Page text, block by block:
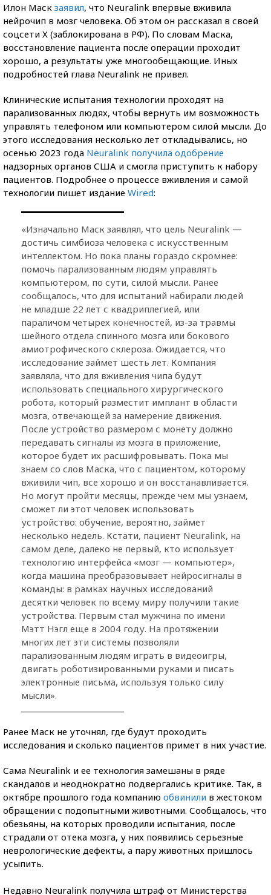
Илон Маск заявил, что Neuralink впервые вживила
нейрочип в мозг человека. Об этом он рассказал в своей
соцсети X (заблокирована в РФ). По словам Маска,
восстановление пациента после операции проходит
хорошо, а результаты уже многообещающие. Иных
подробностей глава Neuralink не привел.
Клинические испытания технологии проходят на
парализованных людях, чтобы вернуть им возможность
управлять телефоном или компьютером силой мысли. До
этого исследования несколько лет откладывались, но
осенью 2023 года Neuralink получила одобрение
надзорных органов США и смогла приступить к набору
пациентов. Подробнее о процессе вживления и самой
технологии пишет издание Wired:
«Изначально Маск заявлял, что цель Neuralink —
достичь симбиоза человека с искусственным
интеллектом. Но пока планы гораздо скромнее:
помочь парализованным людям управлять
компьютером, по сути, силой мысли. Ранее
сообщалось, что для испытаний набирали людей
не младше 22 лет с квадриплегией, или
параличом четырех конечностей, из-за травмы
шейного отдела спинного мозга или бокового
амиотрофического склероза. Ожидается, что
исследование займет шесть лет. Компания
заявляла, что для вживления чипа будут
использовать специального хирургического
робота, который разместит имплант в области
мозга, отвечающей за намерение движения.
После устройство размером с монету должно
передавать сигналы из мозга в приложение,
которое будет их расшифровывать. Пока мы
знаем со слов Маска, что с пациентом, которому
вживили чип, все хорошо и он восстанавливается.
Но могут пройти месяцы, прежде чем мы узнаем,
сможет ли этот человек использовать
устройство: обучение, вероятно, займет
несколько недель. Кстати, пациент Neuralink, на
самом деле, далеко не первый, кто использует
технологию интерфейса «мозг — компьютер»,
когда машина преобразовывает нейросигналы в
команды: в рамках научных исследований
десятки человек по всему миру получили такие
устройства. Первым стал мужчина по имени
Мэтт Нэгл еще в 2004 году. На протяжении
многих лет эти системы позволяли
парализованным людям играть в видеоигры,
двигать роботизированными руками и писать
электронные письма, используя только силу
мысли».
Ранее Маск не уточнял, где будут проходить
исследования и сколько пациентов примет в них участие.
Сама Neuralink и ее технология замешаны в ряде
скандалов и неоднократно подвергались критике. Так, в
октябре прошлого года компанию обвинили в жестоком
обращении с подопытными животными. Сообщалось, что
обезьяны, на которых проводили испытания, после
страдали от отека мозга, у них появились серьезные
неврологические дефекты, а пару животных пришлось
усыпить.
Недавно Neuralink получила штраф от Министерства